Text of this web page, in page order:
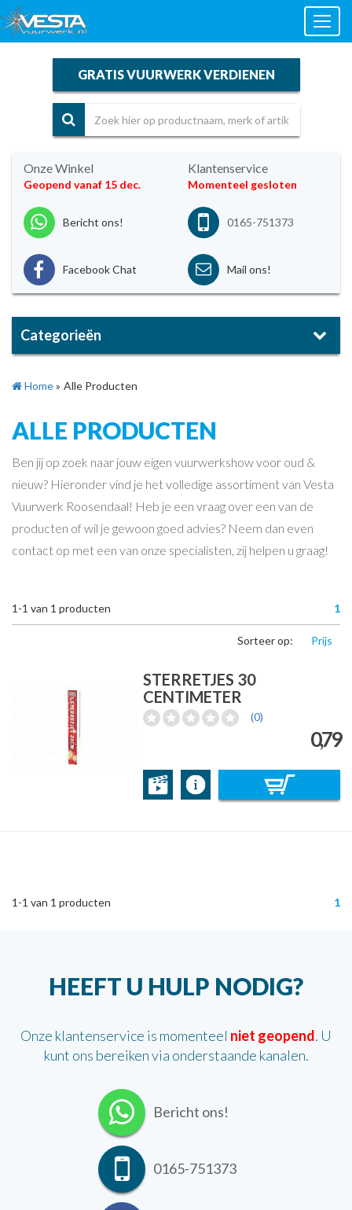
GRATIS VUURWERK VERDIENEN
Onze Winkel
Geopend vanaf 15 dec.
Klantenservice
Momenteel gesloten
Bericht ons! 0165-751373
Facebook Chat Mail ons!
Categorieën
Home» Alle Producten
ALLE PRODUCTEN
Ben jij op zoek naar jouw eigen vuurwerkshow voor oud &
nieuw? Hieronder vind je het volledige assortiment van Vesta
Vuurwerk Roosendaal! Heb je een vraag over een van de
producten of wil je gewoon goed advies? Neem dan even
contact op met een van onze specialisten, zij helpen u graag!
1-1 van 1 producten 1
Sorteer op: Prijs
STERRETJES 30
CENTIMETER
(0)
0,79
1-1 van 1 producten 1
HEEFT U HULP NODIG?
Onze klantenservice is momenteel niet geopend. U
kunt ons bereiken via onderstaande kanalen.
Bericht ons!
0165-751373